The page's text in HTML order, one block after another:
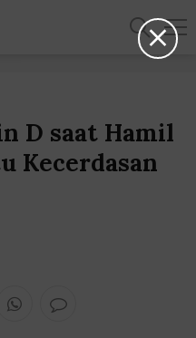
D saat Hamil
Kecerdasan